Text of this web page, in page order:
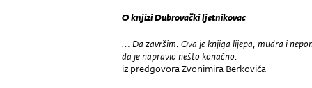
O knjizi Dubrovački ljetnikovac
… Da završim. Ova je knjiga lijepa, mudra i
da je napravio nešto konačno.
iz predgovora Zvonimira Berkovića